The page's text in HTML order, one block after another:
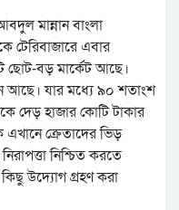
মান্নান বাংলা
টেরিবাজারে এবার
ছোট-বড় মার্কেট আছে।
আছে। যার মধ্যে ৯০ শতাংশ
দেড় হাজার কোটি টাকার
এখানে ক্রেতাদের ভিড়
নিশ্চিত করতে
উদ্যোগ গ্রহণ করা